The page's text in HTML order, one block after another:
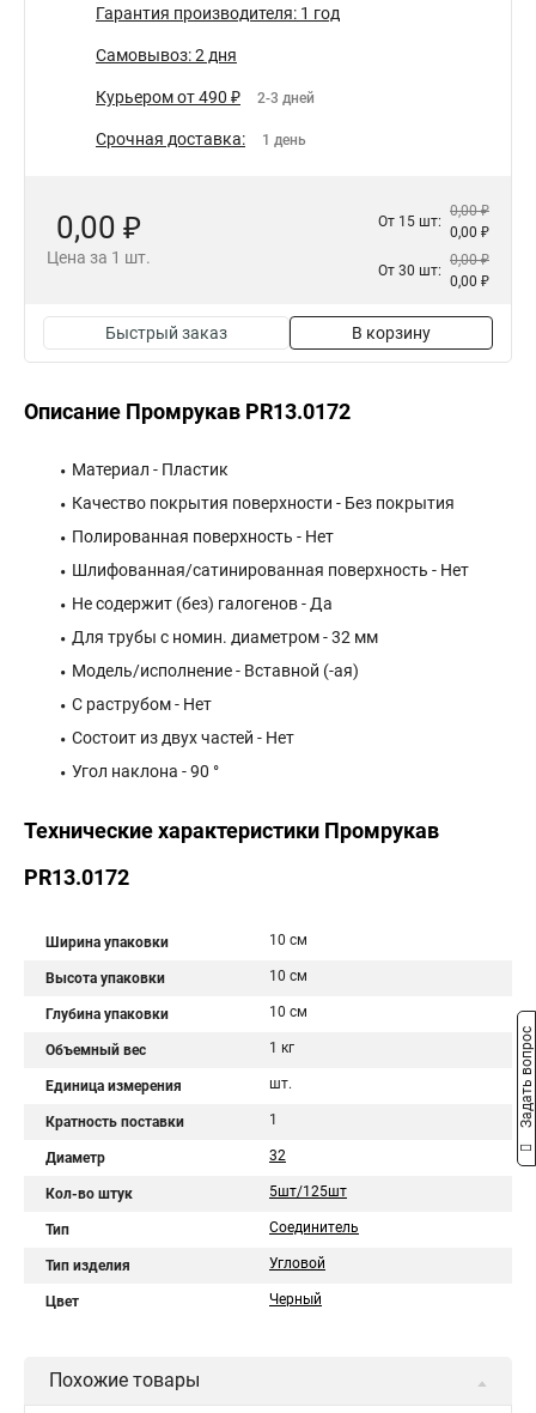
Гарантия производителя: 1 год
Самовывоз: 2 дня
Курьером от 490 ₽ 2-3 дней
Срочная доставка: 1 день
0,00 ₽
Цена за 1 шт.
От 15 шт:
0,00 ₽
0,00 ₽
От 30 шт:
0,00 ₽
0,00 ₽
Быстрый заказ В корзину
Описание Промрукав PR13.0172
Материал - Пластик
Качество покрытия поверхности - Без покрытия
Полированная поверхность - Нет
Шлифованная/сатинированная поверхность - Нет
Не содержит (без) галогенов - Да
Для трубы с номин. диаметром - 32 мм
Модель/исполнение - Вставной (-ая)
С раструбом - Нет
Состоит из двух частей - Нет
Угол наклона - 90 °
Технические характеристики Промрукав
PR13.0172
Ширина упаковки 10 см
Высота упаковки 10 см
Глубина упаковки 10 см
Объемный вес 1 кг
Единица измерения шт.
Кратность поставки 1
Диаметр 32
Кол-во штук 5шт/125шт
Тип Соединитель
Тип изделия Угловой
Цвет Черный
Похожие товары
Задать вопрос